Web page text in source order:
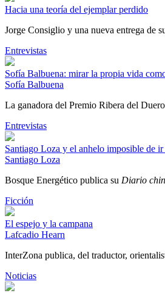
Hacia una teoría del ejemplar perdido
Jorge Consiglio y una nueva entrega de
Entrevistas
Sofía Balbuena: mirar la propia vida
Sofía Balbuena
La ganadora del Premio Ribera del
Entrevistas
Santiago Loza y el anhelo imposible de
Santiago Loza
Bosque Energético publica su Diario
Ficción
El espejo y la campana
Lafcadio Hearn
InterZona publica, del traductor,
Noticias